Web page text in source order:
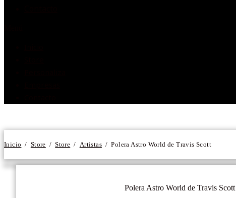
Inicio / Store / Store / Artistas / Polera Astro World de Travis Scott
Polera Astro World de Travis Scott